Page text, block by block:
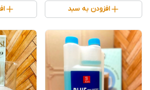
افزودن به سبد